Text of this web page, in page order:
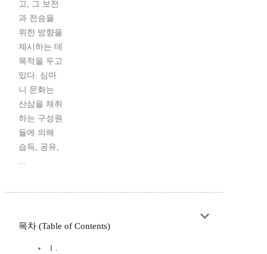
고, 그 보전
과 전승을
위한 방향을
제시하는 데
목적을 두고
있다. 심마
니 문화는
산삼을 채취
하는 구성원
들에 의해
습득, 공유,
...
목차 (Table of Contents)
Ⅰ.